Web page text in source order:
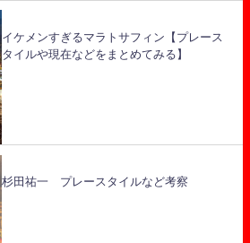
イケメンすぎるマラトサフィン【プレース
タイルや現在などをまとめてみる】
杉田祐一 プレースタイルなど考察